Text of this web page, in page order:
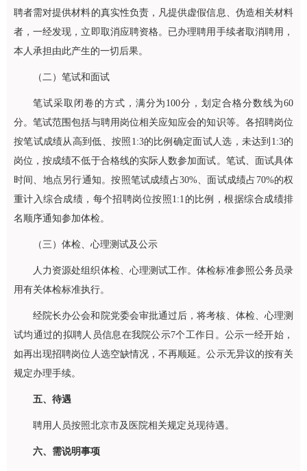
聘者需对提供材料的真实性负责，凡提供虚假信息、伪造相关材料
者，一经发现，立即取消应聘资格。已办理聘用手续者取消聘用，
本人承担由此产生的一切后果。
（二）笔试和面试
笔试采取闭卷的方式，满分为100分，划定合格分数线为60
分。笔试范围包括与聘用岗位相关应知应会的知识等。各招聘岗位
按笔试成绩从高到低、按照1:3的比例确定面试人选，未达到1:3的
岗位，按成绩不低于合格线的实际人数参加面试。笔试、面试具体
时间、地点另行通知。按照笔试成绩占30%、面试成绩占70%的权
重计入综合成绩，每个招聘岗位按照1:1的比例，根据综合成绩排
名顺序通知参加体检。
（三）体检、心理测试及公示
人力资源处组织体检、心理测试工作。体检标准参照公务员录
用有关体检标准执行。
经院长办公会和院党委会审批通过后，将考核、体检、心理测
试均通过的拟聘人员信息在我院公示7个工作日。公示一经开始，
如再出现招聘岗位人选空缺情况，不再顺延。公示无异议的按有关
规定办理手续。
五、待遇
聘用人员按照北京市及医院相关规定兑现待遇。
六、需说明事项